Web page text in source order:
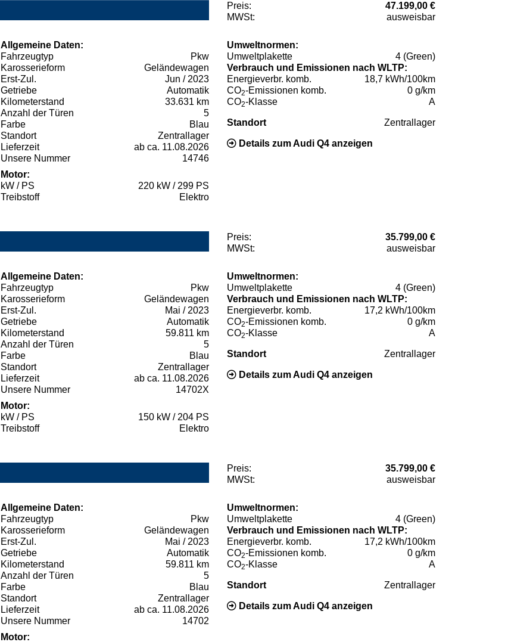
Preis:
47.199,00 €
MWSt:
ausweisbar
Allgemeine Daten:
Fahrzeugtyp
Pkw
Karosserieform
Geländewagen
Erst-Zul.
Jun / 2023
Getriebe
Automatik
Kilometerstand
33.631 km
Anzahl der Türen
5
Farbe
Blau
Standort
Zentrallager
Lieferzeit
ab ca. 11.08.2026
Unsere Nummer
14746
Motor:
kW / PS
220 kW / 299 PS
Treibstoff
Elektro
Umweltnormen:
Umweltplakette
4 (Green)
Verbrauch und Emissionen nach WLTP:
Energieverbr. komb.
18,7 kWh/100km
CO2-Emissionen komb.
0 g/km
CO2-Klasse A
Standort Zentrallager
Details zum Audi Q4 anzeigen
Preis:
35.799,00 €
MWSt:
ausweisbar
Allgemeine Daten:
Fahrzeugtyp
Pkw
Karosserieform
Geländewagen
Erst-Zul.
Mai / 2023
Getriebe
Automatik
Kilometerstand
59.811 km
Anzahl der Türen
5
Farbe
Blau
Standort
Zentrallager
Lieferzeit
ab ca. 11.08.2026
Unsere Nummer
14702X
Motor:
kW / PS
150 kW / 204 PS
Treibstoff
Elektro
Umweltnormen:
Umweltplakette
4 (Green)
Verbrauch und Emissionen nach WLTP:
Energieverbr. komb.
17,2 kWh/100km
CO2-Emissionen komb.
0 g/km
CO2-Klasse A
Standort Zentrallager
Details zum Audi Q4 anzeigen
Preis:
35.799,00 €
MWSt:
ausweisbar
Allgemeine Daten:
Fahrzeugtyp
Pkw
Karosserieform
Geländewagen
Erst-Zul.
Mai / 2023
Getriebe
Automatik
Kilometerstand
59.811 km
Anzahl der Türen
5
Farbe
Blau
Standort
Zentrallager
Lieferzeit
ab ca. 11.08.2026
Unsere Nummer
14702
Motor:
Umweltnormen:
Umweltplakette
4 (Green)
Verbrauch und Emissionen nach WLTP:
Energieverbr. komb.
17,2 kWh/100km
CO2-Emissionen komb.
0 g/km
CO2-Klasse A
Standort Zentrallager
Details zum Audi Q4 anzeigen